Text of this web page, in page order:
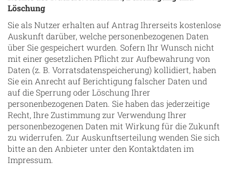
Löschung
Sie als Nutzer erhalten auf Antrag Ihrerseits kostenlose
Auskunft darüber, welche personenbezogenen Daten
über Sie gespeichert wurden. Sofern Ihr Wunsch nicht
mit einer gesetzlichen Pflicht zur Aufbewahrung von
Daten (z. B. Vorratsdatenspeicherung) kollidiert, haben
Sie ein Anrecht auf Berichtigung falscher Daten und
auf die Sperrung oder Löschung Ihrer
personenbezogenen Daten. Sie haben das jederzeitige
Recht, Ihre Zustimmung zur Verwendung Ihrer
personenbezogenen Daten mit Wirkung für die Zukunft
zu widerrufen. Zur Auskunftserteilung wenden Sie sich
bitte an den Anbieter unter den Kontaktdaten im
Impressum.